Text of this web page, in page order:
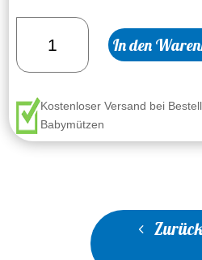
Menge
In den
Kostenloser Versand bei
Babymützen